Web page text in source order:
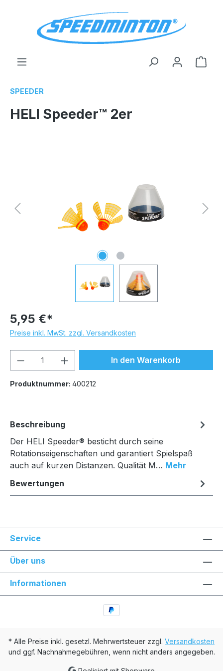
SPEEDER
HELI Speeder™ 2er
5,95 €*
Preise inkl. MwSt. zzgl. Versandkosten
Produkt Anzahl: Gib denIn den Warenkorb
Produktnummer: 400212
Beschreibung
Der HELI Speeder® besticht durch seine
Rotationseigenschaften und garantiert Spielspaß
auch auf kurzen Distanzen. Qualität M… Mehr
Bewertungen
Service
Über uns
Informationen
* Alle Preise inkl. gesetzl. Mehrwertsteuer zzgl. Versandkosten
und ggf. Nachnahmegebühren, wenn nicht anders angegeben.